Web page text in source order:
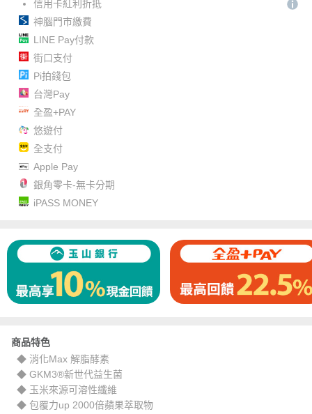
信用卡紅利折抵
神腦門市繳費
LINE Pay付款
街口支付
Pi拍錢包
台灣Pay
全盈+PAY
悠遊付
全支付
Apple Pay
銀角零卡-無卡分期
iPASS MONEY
商品特色
◆ 消化Max 解脂酵素
◆ GKM3®新世代益生菌
◆ 玉米來源可溶性纖維
◆ 包覆力up 2000倍蘋果萃取物